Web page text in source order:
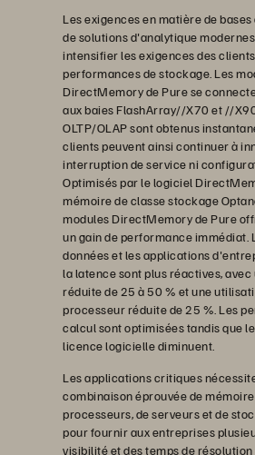
Les exigences en matière de bases
de solutions d'analytique
intensifier les exigences des
performances de stockage. Les
DirectMemory de Pure se
aux baies FlashArray//X70 et //
OLTP/OLAP sont obtenus
clients peuvent ainsi continuer à
interruption de service ni
Optimisés par le logiciel
mémoire de classe stockage
modules DirectMemory de Pure
un gain de performance immédiat.
données et les applications
la latence sont plus réactives,
réduite de 25 à 50 % et une
processeur réduite de 25 %. Les
calcul sont optimisées tandis que
licence logicielle diminuent.
Les applications critiques
combinaison éprouvée de
processeurs, de serveurs et de
pour fournir aux entreprises
visibilité et des temps de